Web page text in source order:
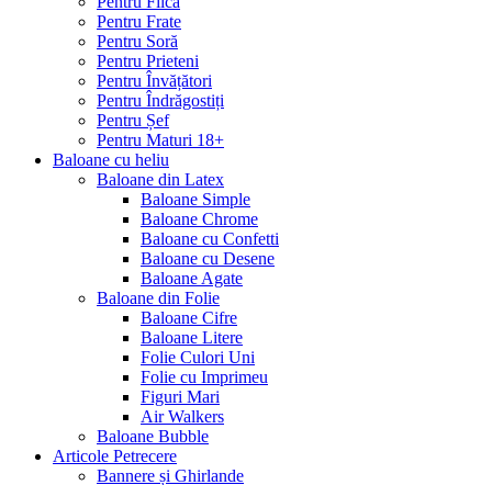
Pentru Frate
Pentru Soră
Pentru Prieteni
Pentru Învățători
Pentru Îndrăgostiți
Pentru Șef
Pentru Maturi 18+
Baloane cu heliu
Baloane din Latex
Baloane Simple
Baloane Chrome
Baloane cu Confetti
Baloane cu Desene
Baloane Agate
Baloane din Folie
Baloane Cifre
Baloane Litere
Folie Culori Uni
Folie cu Imprimeu
Figuri Mari
Air Walkers
Baloane Bubble
Articole Petrecere
Bannere și Ghirlande